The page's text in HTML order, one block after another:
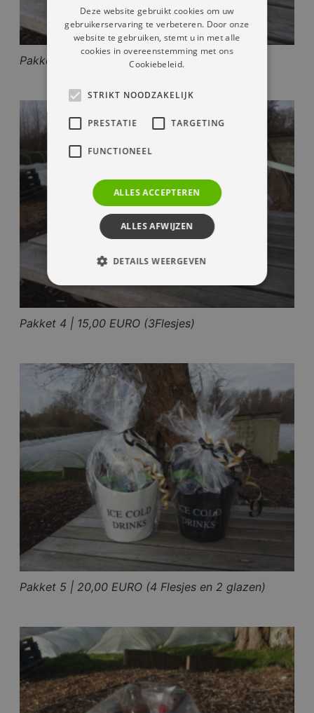
Pakket 3 | 15,00 EURO (5Flesjes en 1 glas)
Pakket 4 | 15,00 EURO (3Flesjes)
Pakket 5 | 20,00 EURO (4 Flesjes en 2 glazen)
Deze website gebruikt cookies om uw
gebruikerservaring te verbeteren. Door onze
website te gebruiken, stemt u in met alle
cookies in overeenstemming met ons
Cookiebeleid.
STRIKT NOODZAKELIJK
PRESTATIE TARGETING
FUNCTIONEEL
ALLES ACCEPTEREN
ALLES AFWIJZEN
DETAILS WEERGEVEN